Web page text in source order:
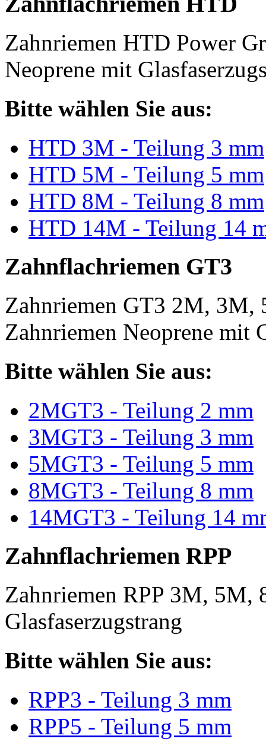
Zahnriemen HTD Power
Neoprene mit
Bitte wählen Sie aus:
HTD 3M - Teilung 3 mm
HTD 5M - Teilung 5 mm
HTD 8M - Teilung 8 mm
HTD 14M - Teilung 14
Zahnflachriemen GT3
Zahnriemen GT3 2M, 3M,
Zahnriemen Neoprene mit
Bitte wählen Sie aus:
2MGT3 - Teilung 2 mm
3MGT3 - Teilung 3 mm
5MGT3 - Teilung 5 mm
8MGT3 - Teilung 8 mm
14MGT3 - Teilung 14
Zahnflachriemen RPP
Zahnriemen RPP 3M, 5M,
Glasfaserzugstrang
Bitte wählen Sie aus:
RPP3 - Teilung 3 mm
RPP5 - Teilung 5 mm